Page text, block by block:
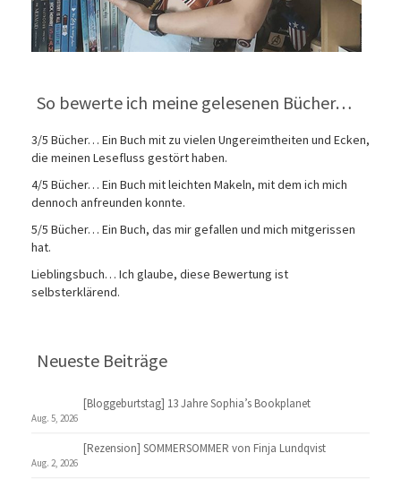
So bewerte ich meine gelesenen Bücher…
3/5 Bücher… Ein Buch mit zu vielen Ungereimtheiten und Ecken,
die meinen Lesefluss gestört haben.
4/5 Bücher… Ein Buch mit leichten Makeln, mit dem ich mich
dennoch anfreunden konnte.
5/5 Bücher… Ein Buch, das mir gefallen und mich mitgerissen
hat.
Lieblingsbuch… Ich glaube, diese Bewertung ist
selbsterklärend.
Neueste Beiträge
[Bloggeburtstag] 13 Jahre Sophia’s Bookplanet
Aug. 5, 2026
[Rezension] SOMMERSOMMER von Finja Lundqvist
Aug. 2, 2026